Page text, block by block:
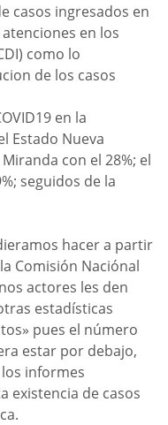
casos ingresados en
en los
como lo
de los casos
en la
Estado Nueva
con el 28%; el
seguidos de la
hacer a partir
Comisión Naciónal
actores les den
estadísticas
pues el número
estar por debajo,
informes
existencia de casos